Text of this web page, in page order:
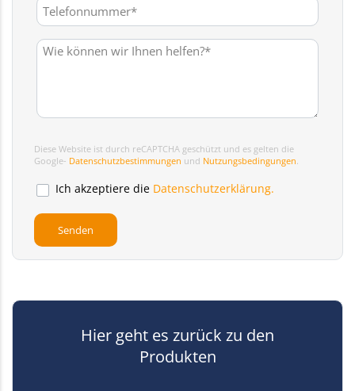
Diese Website ist durch reCAPTCHA geschützt und es gelten die
Google- Datenschutzbestimmungen und Nutzungsbedingungen.
Ich akzeptiere die Datenschutzerklärung.
Hier geht es zurück zu den
Produkten